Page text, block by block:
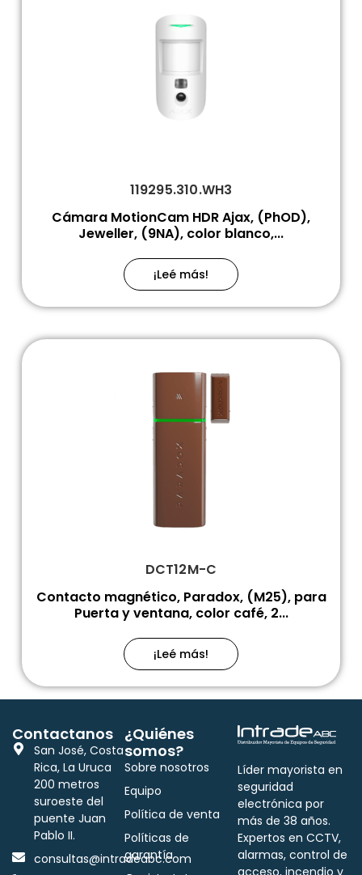
119295.310.WH3
Cámara MotionCam HDR Ajax, (PhOD),
Jeweller, (9NA), color blanco,...
¡Leé más!
DCT12M-C
Contacto magnético, Paradox, (M25), para
Puerta y ventana, color café, 2...
¡Leé más!
Líder mayorista en
seguridad
electrónica por
más de 38 años.
Expertos en CCTV,
alarmas, control de
acceso, incendio y
¿Quiénes
somos?
Sobre nosotros
Equipo
Política de venta
Políticas de
garantía
Contactanos
San José, Costa
Rica, La Uruca
200 metros
suroeste del
puente Juan
Pablo II.
consultas@intradeabc.com